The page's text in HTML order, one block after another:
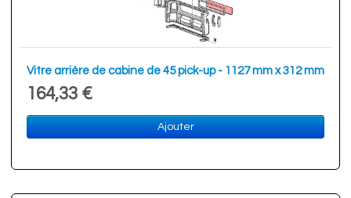
Vitre arrière de cabine de 45 pick-up - 1127 mm x 312 mm
164,33 €
Ajouter